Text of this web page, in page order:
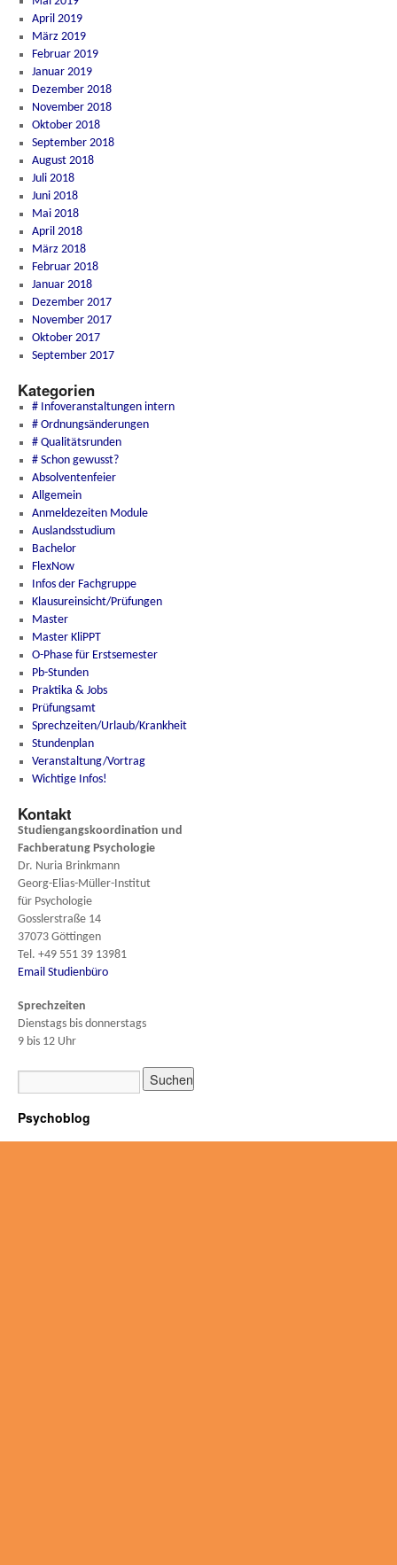
April 2019
März 2019
Februar 2019
Januar 2019
Dezember 2018
November 2018
Oktober 2018
September 2018
August 2018
Juli 2018
Juni 2018
Mai 2018
April 2018
März 2018
Februar 2018
Januar 2018
Dezember 2017
November 2017
Oktober 2017
September 2017
Kategorien
# Infoveranstaltungen intern
# Ordnungsänderungen
# Qualitätsrunden
# Schon gewusst?
Absolventenfeier
Allgemein
Anmeldezeiten Module
Auslandsstudium
Bachelor
FlexNow
Infos der Fachgruppe
Klausureinsicht/Prüfungen
Master
Master KliPPT
O-Phase für Erstsemester
Pb-Stunden
Praktika & Jobs
Prüfungsamt
Sprechzeiten/Urlaub/Krankheit
Stundenplan
Veranstaltung/Vortrag
Wichtige Infos!
Kontakt
Studiengangskoordination und
Fachberatung Psychologie
Dr. Nuria Brinkmann
Georg-Elias-Müller-Institut
für Psychologie
Gosslerstraße 14
37073 Göttingen
Tel. +49 551 39 13981
Email Studienbüro
Sprechzeiten
Dienstags bis donnerstags
9 bis 12 Uhr
Psychoblog